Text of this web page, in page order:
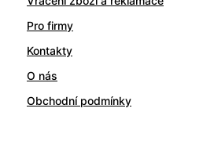
Pro firmy
Kontakty
O nás
Obchodní podmínky